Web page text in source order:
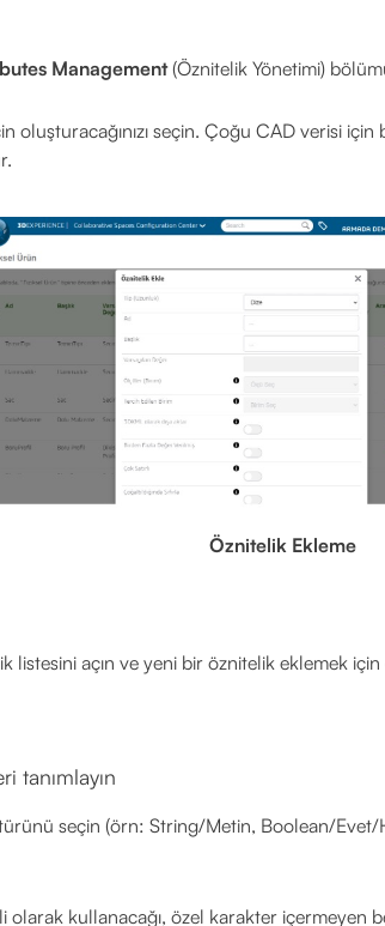
Management(Öznitelik Yönetimi)
oluşturacağınızı seçin. Çoğu CAD verisi için
Öznitelik Ekleme
listesini açın ve yeni bir öznitelik eklemek
tanımlayın
seçin (örn: String/Metin, Boolean/Evet/
olarak kullanacağı, özel karakter içermeyen